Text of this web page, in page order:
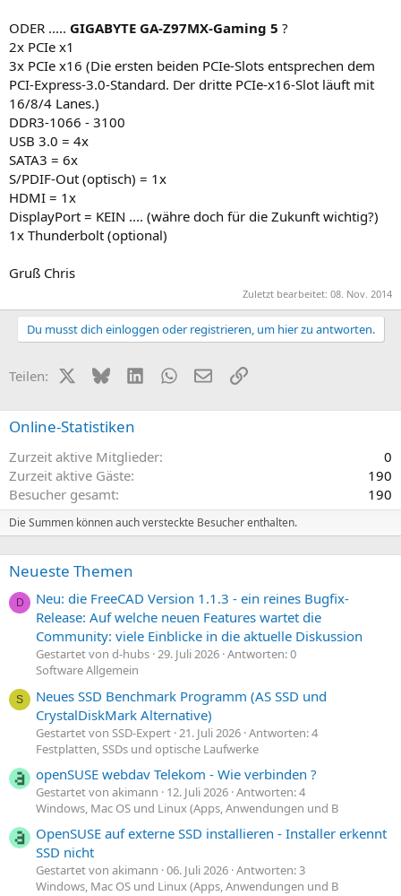
ODER ..... GIGABYTE GA-Z97MX-Gaming 5 ?
2x PCIe x1
3x PCIe x16 (Die ersten beiden PCIe-Slots entsprechen dem
PCI-Express-3.0-Standard. Der dritte PCIe-x16-Slot läuft mit
16/8/4 Lanes.)
DDR3-1066 - 3100
USB 3.0 = 4x
SATA3 = 6x
S/PDIF-Out (optisch) = 1x
HDMI = 1x
DisplayPort = KEIN .... (währe doch für die Zukunft wichtig?)
1x Thunderbolt (optional)
Gruß Chris
Zuletzt bearbeitet: 08. Nov. 2014
Du musst dich einloggen oder registrieren, um hier zu antworten.
Teilen: X (Twitter)
BlueskyLinkedInWhatsApp
E-MailLink
Online-Statistiken
Zurzeit aktive Mitglieder
0
Zurzeit aktive Gäste
190
Besucher gesamt
190
Die Summen können auch versteckte Besucher enthalten.
Neueste Themen
D
Neu: die FreeCAD Version 1.1.3 - ein reines Bugfix-
Release: Auf welche neuen Features wartet die
Community: viele Einblicke in die aktuelle Diskussion
Gestartet von d-hubs 29. Juli 2026 Antworten: 0
Software Allgemein
S
Neues SSD Benchmark Programm (AS SSD und
CrystalDiskMark Alternative)
Gestartet von SSD-Expert 21. Juli 2026 Antworten: 4
Festplatten, SSDs und optische Laufwerke
openSUSE webdav Telekom - Wie verbinden ?
Gestartet von akimann 12. Juli 2026 Antworten: 4
Windows, Mac OS und Linux (Apps, Anwendungen und B
OpenSUSE auf externe SSD installieren - Installer erkennt
SSD nicht
Gestartet von akimann 06. Juli 2026 Antworten: 3
Windows, Mac OS und Linux (Apps, Anwendungen und B